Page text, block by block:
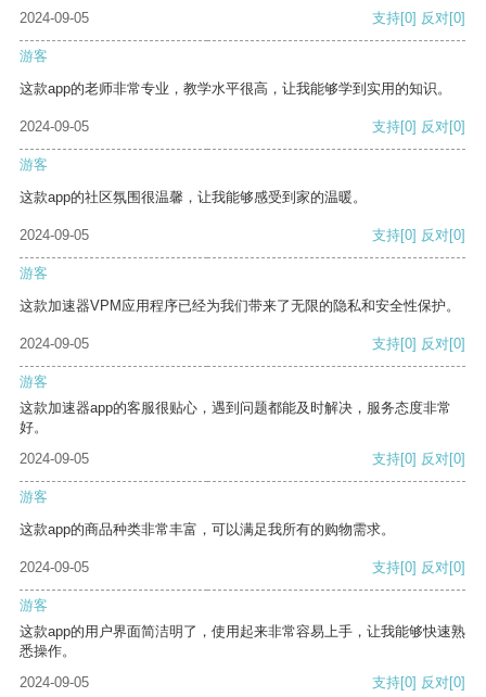
2024-09-05
支持[0] 反对[0]
游客
这款app的老师非常专业，教学水平很高，让我能够学到实用的知识。
2024-09-05 支持[0] 反对[0]
游客
这款app的社区氛围很温馨，让我能够感受到家的温暖。
2024-09-05 支持[0] 反对[0]
游客
这款加速器VPM应用程序已经为我们带来了无限的隐私和安全性保护。
2024-09-05 支持[0] 反对[0]
游客
这款加速器app的客服很贴心，遇到问题都能及时解决，服务态度非常
好。
2024-09-05
支持[0] 反对[0]
游客
这款app的商品种类非常丰富，可以满足我所有的购物需求。
2024-09-05 支持[0] 反对[0]
游客
这款app的用户界面简洁明了，使用起来非常容易上手，让我能够快速熟
悉操作。
2024-09-05
支持[0] 反对[0]